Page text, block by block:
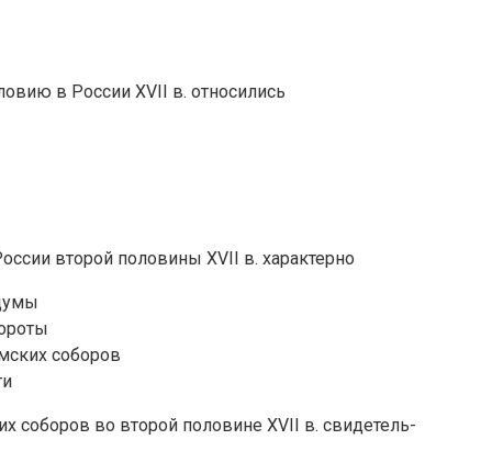
в России XVII в. относились
второй половины XVII в. характерно
соборов
соборов во второй половине XVII в. свидетель-